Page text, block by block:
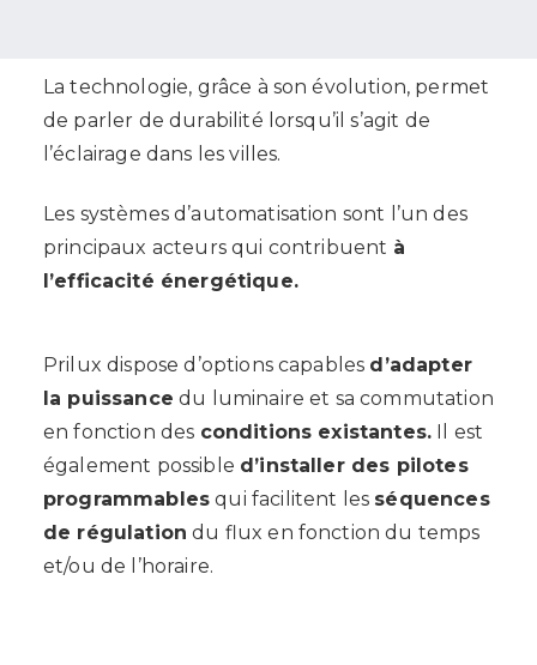
La technologie, grâce à son évolution, permet
de parler de durabilité lorsqu’il s’agit de
l’éclairage dans les villes.
Les systèmes d’automatisation sont l’un des
principaux acteurs qui contribuent à
l’efficacité énergétique.
Prilux dispose d’options capables d’adapter
la puissance du luminaire et sa commutation
en fonction des conditions existantes. Il est
également possible d’installer des pilotes
programmables qui facilitent les séquences
de régulation du flux en fonction du temps
et/ou de l’horaire.